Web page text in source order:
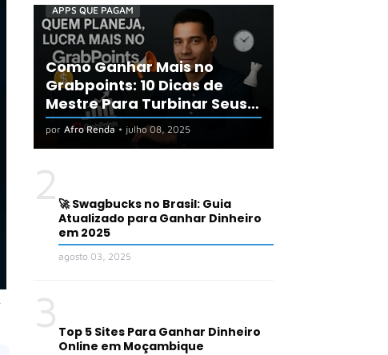
APPS QUE PAGAM
Como Ganhar Mais no
Grabpoints: 10 Dicas de
Mestre Para Turbinar Seus
Ganhos em 2025
por Afro Renda • julho 08, 2025
2 🚀 Swagbucks no Brasil: Guia
Atualizado para Ganhar Dinheiro
em 2025
agosto 03, 2025
3 Top 5 Sites Para Ganhar Dinheiro
Online em Moçambique